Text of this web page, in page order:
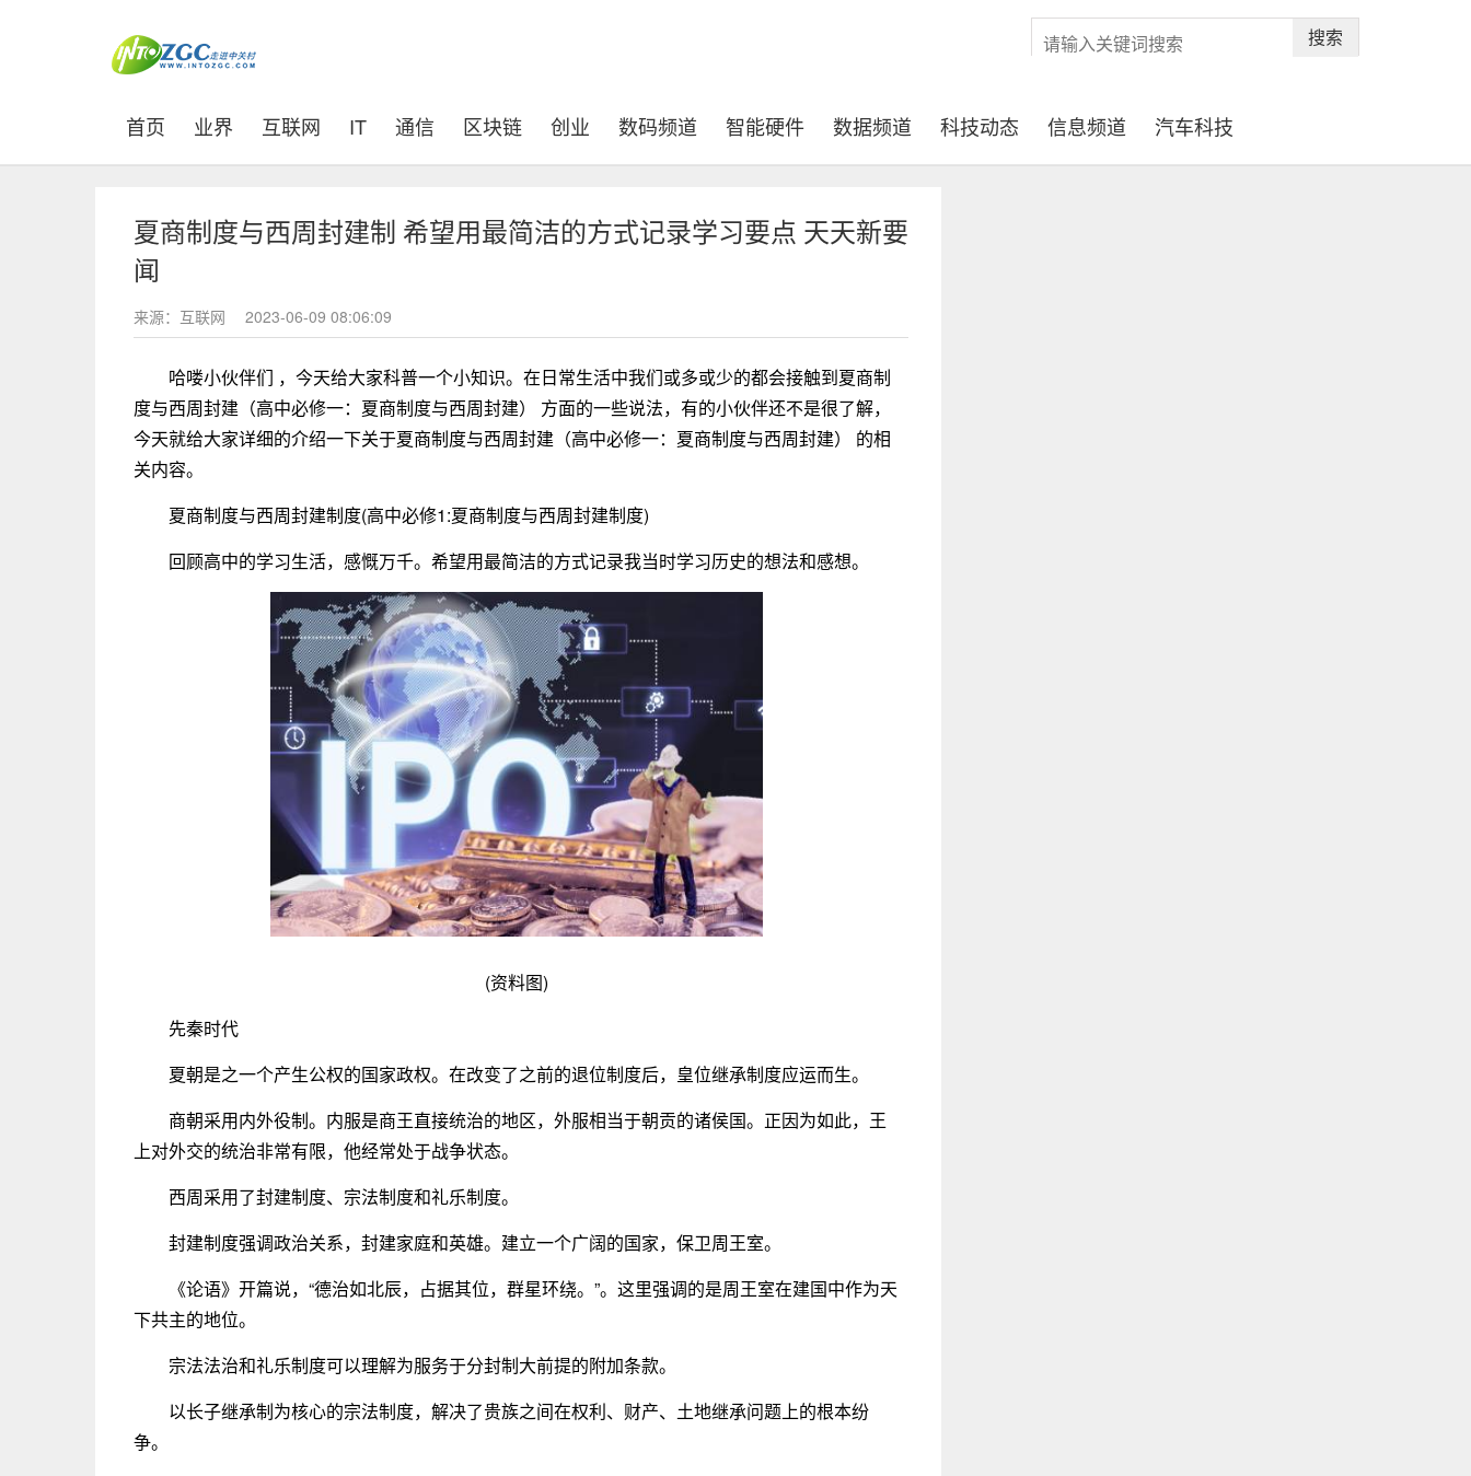
搜索
首页 (current)
业界 互联网 IT 通信 区块链 创业 数码频道 智能硬件 数据频道 科技动态 信息频道 汽车科技
夏商制度与西周封建制 希望用最简洁的方式记录学习要点 天天新要
闻
来源：互联网 2023-06-09 08:06:09
哈喽小伙伴们 ，今天给大家科普一个小知识。在日常生活中我们或多或少的都会接触到夏商制
度与西周封建（高中必修一：夏商制度与西周封建） 方面的一些说法，有的小伙伴还不是很了解，
今天就给大家详细的介绍一下关于夏商制度与西周封建（高中必修一：夏商制度与西周封建） 的相
关内容。
夏商制度与西周封建制度(高中必修1:夏商制度与西周封建制度)
回顾高中的学习生活，感慨万千。希望用最简洁的方式记录我当时学习历史的想法和感想。
(资料图)
先秦时代
夏朝是之一个产生公权的国家政权。在改变了之前的退位制度后，皇位继承制度应运而生。
商朝采用内外役制。内服是商王直接统治的地区，外服相当于朝贡的诸侯国。正因为如此，王
上对外交的统治非常有限，他经常处于战争状态。
西周采用了封建制度、宗法制度和礼乐制度。
封建制度强调政治关系，封建家庭和英雄。建立一个广阔的国家，保卫周王室。
《论语》开篇说，“德治如北辰，占据其位，群星环绕。”。这里强调的是周王室在建国中作为天
下共主的地位。
宗法法治和礼乐制度可以理解为服务于分封制大前提的附加条款。
以长子继承制为核心的宗法制度，解决了贵族之间在权利、财产、土地继承问题上的根本纷
争。